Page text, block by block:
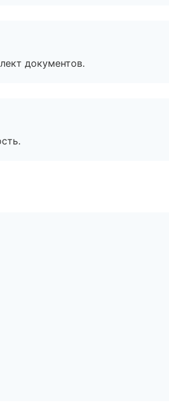
документов.